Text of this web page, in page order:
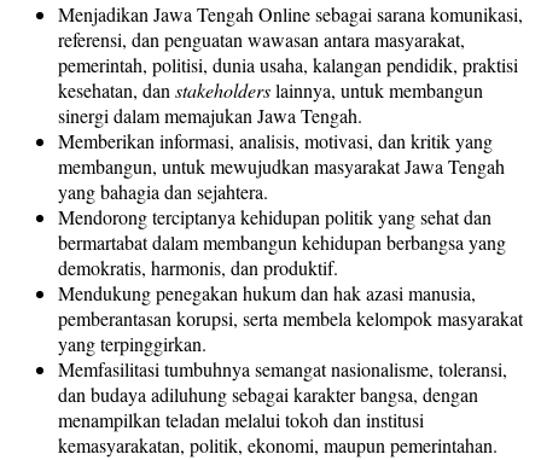
Menjadikan Jawa Tengah Online sebagai sarana komunikasi,
referensi, dan penguatan wawasan antara masyarakat,
pemerintah, politisi, dunia usaha, kalangan pendidik, praktisi
kesehatan, danstakeholderslainnya, untuk membangun
sinergi dalam memajukan Jawa Tengah.
Memberikan informasi, analisis, motivasi, dan kritik yang
membangun, untuk mewujudkan masyarakat Jawa Tengah
yang bahagia dan sejahtera.
Mendorong terciptanya kehidupan politik yang sehat dan
bermartabat dalam membangun kehidupan berbangsa yang
demokratis, harmonis, dan produktif.
Mendukung penegakan hukum dan hak azasi manusia,
pemberantasan korupsi, serta membela kelompok masyarakat
yang terpinggirkan.
Memfasilitasi tumbuhnya semangat nasionalisme, toleransi,
dan budaya adiluhung sebagai karakter bangsa, dengan
menampilkan teladan melalui tokoh dan institusi
kemasyarakatan, politik, ekonomi, maupun pemerintahan.